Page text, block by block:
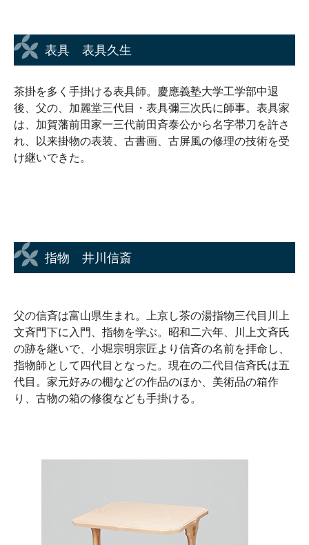
表具 表具久生
茶掛を多く手掛ける表具師。慶應義塾大学工学部中退
後、父の、加麗堂三代目・表具彌三次氏に師事。表具家
は、加賀藩前田家一三代前田斉泰公から名字帯刀を許さ
れ、以来掛物の表装、古書画、古屏風の修理の技術を受
け継いできた。
指物 井川信斎
父の信斉は富山県生まれ。上京し茶の湯指物三代目川上
文斉門下に入門、指物を学ぶ。昭和二六年、川上文斉氏
の跡を継いで、小堀宗明宗匠より信斉の名前を拝命し、
指物師として四代目となった。現在の二代目信斉氏は五
代目。家元好みの棚などの作品のほか、美術品の箱作
り、古物の箱の修復なども手掛ける。